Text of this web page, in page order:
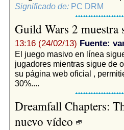
Significado de:PC DRM
Guild Wars 2 muestra
13:16 (24/02/13) Fuente:
El juego masivo en línea
jugadores mientras sigue de
su página web oficial ,
30%....
Dreamfall Chapters:
nuevo vídeo